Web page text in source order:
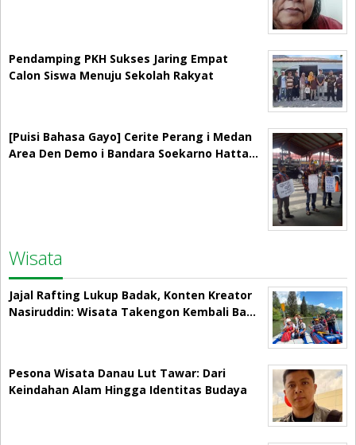
Pendamping PKH Sukses Jaring Empat
Calon Siswa Menuju Sekolah Rakyat
[Puisi Bahasa Gayo] Cerite Perang i Medan
Area Den Demo i Bandara Soekarno Hatta…
Wisata
Jajal Rafting Lukup Badak, Konten Kreator
Nasiruddin: Wisata Takengon Kembali Ba…
Pesona Wisata Danau Lut Tawar: Dari
Keindahan Alam Hingga Identitas Budaya